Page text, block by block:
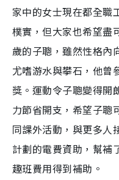
家中的女士現在都全職
樸實，但大家也希望盡
歲的子聰，雖然性格內
尤嗜游水與攀石，他曾
獎。運動令子聰變得開
力節省開支，希望子聰
同課外活動，與更多人
計劃的電費資助，幫補
趣班費用得到補助。